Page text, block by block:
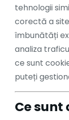
tehnologii
corectă a
îmbunătăți
analiza
ce sunt
puteți
Ce sunt